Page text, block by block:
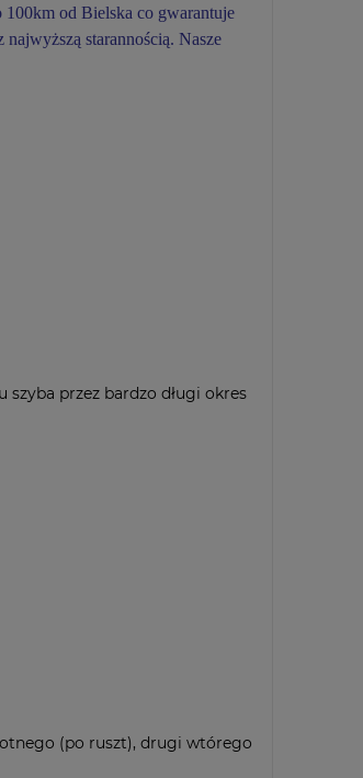
od Bielska co gwarantuje
starannością. Nasze
przez bardzo długi okres
(po ruszt), drugi wtórego